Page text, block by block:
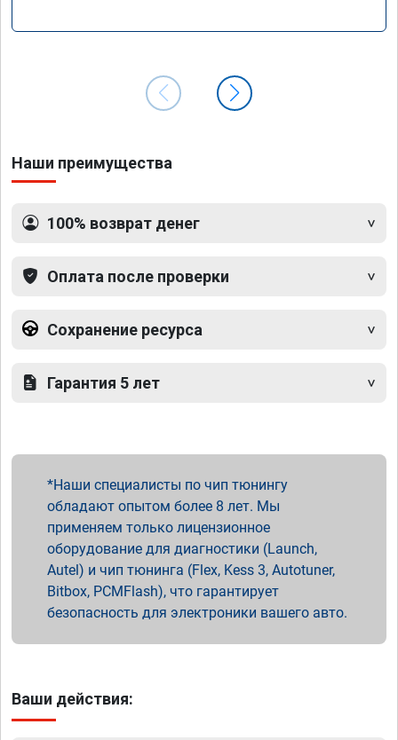
Наши преимущества
100% возврат денег
Оплата после проверки
Сохранение ресурса
Гарантия 5 лет
Наши специалисты по чип тюнингу
обладают опытом более 8 лет. Мы
применяем только лицензионное
оборудование для диагностики (Launch,
Autel) и чип тюнинга (Flex, Kess 3, Autotuner,
Bitbox, PCMFlash), что гарантирует
безопасность для электроники вашего авто.
Ваши действия: